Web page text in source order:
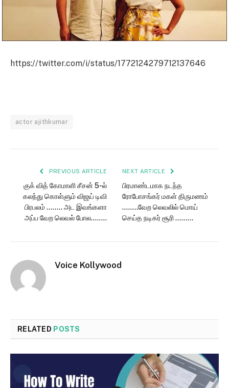
https://twitter.com/i/status/1772124279712137646
actor ajithkumar
PREVIOUS ARTICLE
குக் வித் கோமாளி சீசன் 5-ல்
கலந்து கொள்ளும் விஜய் டிவி
பிரபலம் …….. அட இவங்களா
அப்ப வேற லெவல் போல……..
NEXT ARTICLE
பிரமாண்டமாக நடந்த
ரோபோசங்கர் மகள் திருமணம்
……..வேற லெவலில் மொய்
செய்த நடிகர் சூரி ………
Voice Kollywood
RELATED POSTS